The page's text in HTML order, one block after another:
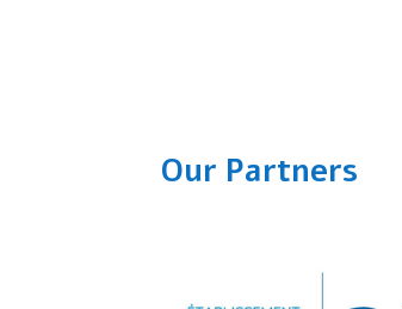
Our Partners